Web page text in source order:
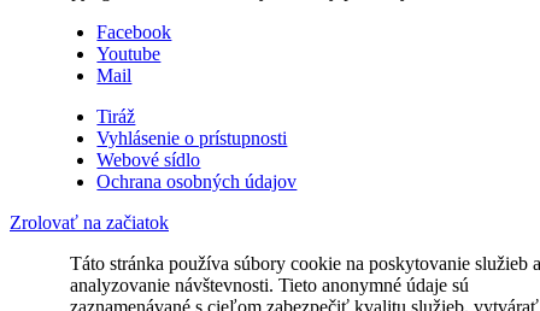
Facebook
Youtube
Mail
Tiráž
Vyhlásenie o prístupnosti
Webové sídlo
Ochrana osobných údajov
Zrolovať na začiatok
Táto stránka používa súbory cookie na poskytovanie služieb a
analyzovanie návštevnosti. Tieto anonymné údaje sú